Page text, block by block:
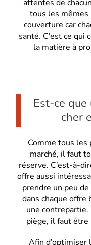
attentes de
tous les mêmes
couverture car
santé. C’est ce qui
la matière à
Est-ce
cher
Comme tous
marché, il faut
réserve. C’est-à-
offre aussi
prendre un peu
dans chaque offre
une
piège, il faut
Afin d’optimiser